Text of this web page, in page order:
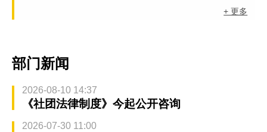
+ 更多
部门新闻
2026-08-10 14:37
《社团法律制度》今起公开咨询
2026-07-30 11:00